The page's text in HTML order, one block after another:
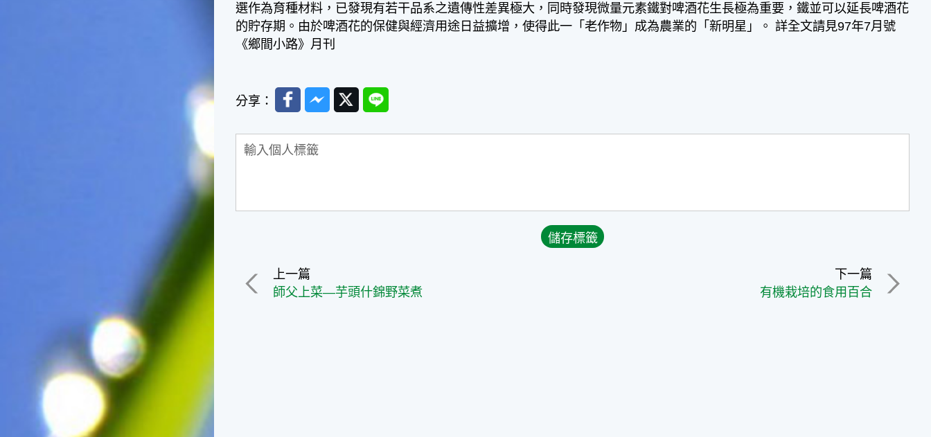
民間流傳的說法中是種有「福
氣」的水果喔！◎節氣生活在
這個節氣裡，最重要的節日就
是八月八日的父親節了。或許
因為父親節不一定逢到星期日
的關係，父親節在感覺上似乎
沒有母親節來得熱絡。不過，
父親為家庭付出的辛苦與努力
可不亞於母親喔！小朋友應該
趁著一年一度的父親節，對爸
爸表達出心中的敬重與關愛，
心意後，一定會非常高興的。
◎節氣俗諺1.「雷打秋，年冬
選作為育種材料，已發現有若干品系之遺傳性差異極大，同時發現微量元素鐵對啤酒花生長極為重要，鐵並可以延長啤酒花
的貯存期。由於啤酒花的保健與經濟用途日益擴增，使得此一「老作物」成為農業的「新明星」。 詳全文請見97年7月號
《鄉間小路》月刊
分享：
FacebookMessenger
TwitterLine
上一篇
師父上菜—芋頭什錦野菜煮
下一篇
有機栽培的食用百合